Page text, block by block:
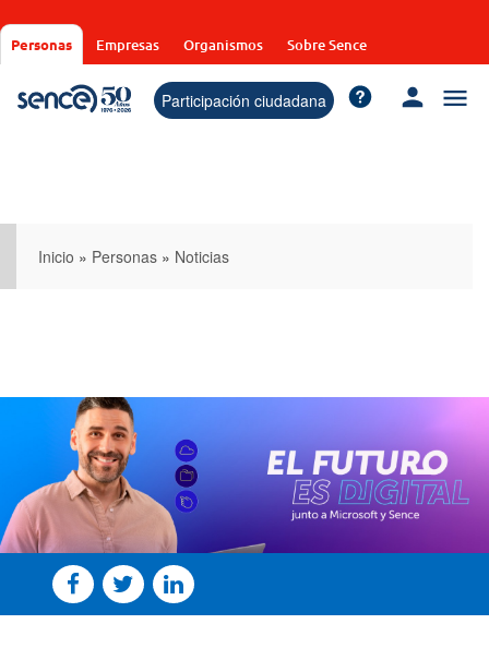
al
contenido
Personas Empresas Organismos Sobre Sence
Participación ciudadana
Inicio » Personas » Noticias